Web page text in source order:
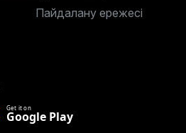
Пайдалану ережесі
Get it on
Google Play